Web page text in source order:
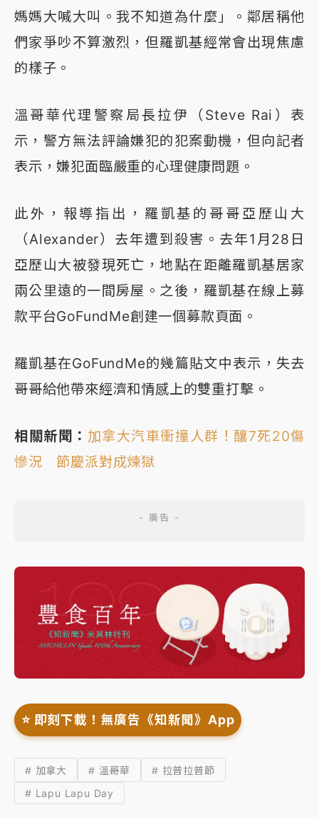
媽媽大喊大叫。我不知道為什麼」。鄰居稱他
們家爭吵不算激烈，但羅凱基經常會出現焦慮
的樣子。
溫哥華代理警察局長拉伊（Steve Rai）表
示，警方無法評論嫌犯的犯案動機，但向記者
表示，嫌犯面臨嚴重的心理健康問題。
此外，報導指出，羅凱基的哥哥亞歷山大
（Alexander）去年遭到殺害。去年1月28日
亞歷山大被發現死亡，地點在距離羅凱基居家
兩公里遠的一間房屋。之後，羅凱基在線上募
款平台GoFundMe創建一個募款頁面。
羅凱基在GoFundMe的幾篇貼文中表示，失去
哥哥給他帶來經濟和情感上的雙重打擊。
相關新聞： 加拿大汽車衝撞人群！釀7死20傷
慘況 節慶派對成煉獄
⭐️ 即刻下載！無廣告《知新聞》App
# 加拿大 # 溫哥華
# 拉普拉普節
# Lapu Lapu Day